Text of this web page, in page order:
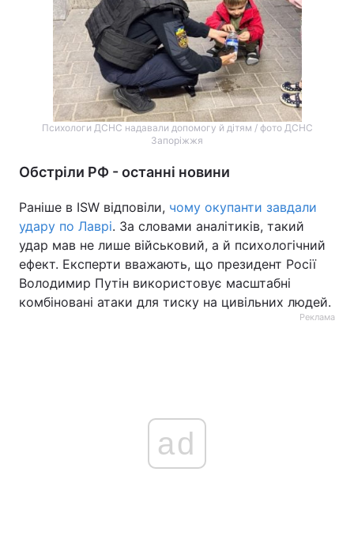
Психологи ДСНС надавали допомогу й дітям / фото ДСНС
Запоріжжя
Обстріли РФ - останні новини
Раніше в ISW відповіли, чому окупанти завдали
удару по Лаврі. За словами аналітиків, такий
удар мав не лише військовий, а й психологічний
ефект. Експерти вважають, що президент Росії
Володимир Путін використовує масштабні
комбіновані атаки для тиску на цивільних людей.
Реклама
ad